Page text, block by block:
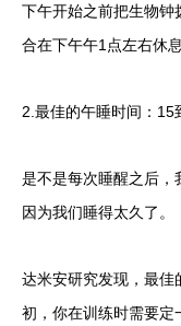
下午开始之前把生物钟
合在下午午1点左右休
2.最佳的午睡时间：15
是不是每次睡醒之后，
因为我们睡得太久了。
达米安研究发现，最佳
初，你在训练时需要定